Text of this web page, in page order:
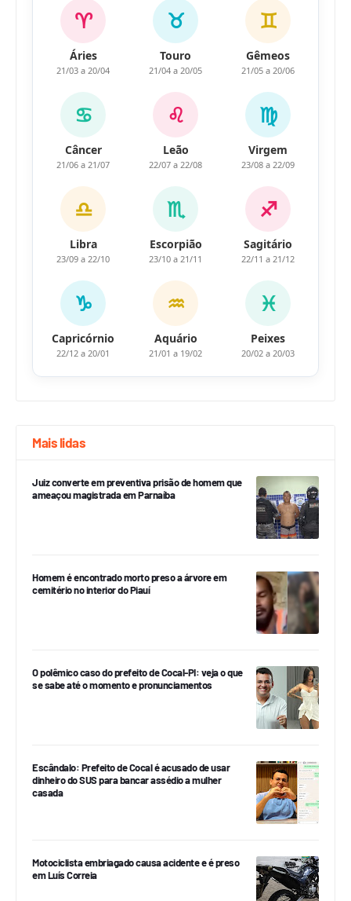
♈
Áries
21/03 a 20/04
♉
Touro
21/04 a 20/05
♊
Gêmeos
21/05 a 20/06
♋
Câncer
21/06 a 21/07
♌
Leão
22/07 a 22/08
♍
Virgem
23/08 a 22/09
♎
Libra
23/09 a 22/10
♏
Escorpião
23/10 a 21/11
♐
Sagitário
22/11 a 21/12
♑
Capricórnio
22/12 a 20/01
♒
Aquário
21/01 a 19/02
♓
Peixes
20/02 a 20/03
Mais lidas
Juiz converte em preventiva prisão de homem que
ameaçou magistrada em Parnaíba
Homem é encontrado morto preso a árvore em
cemitério no interior do Piauí
O polêmico caso do prefeito de Cocal-PI: veja o que
se sabe até o momento e pronunciamentos
Escândalo: Prefeito de Cocal é acusado de usar
dinheiro do SUS para bancar assédio a mulher
casada
Motociclista embriagado causa acidente e é preso
em Luís Correia